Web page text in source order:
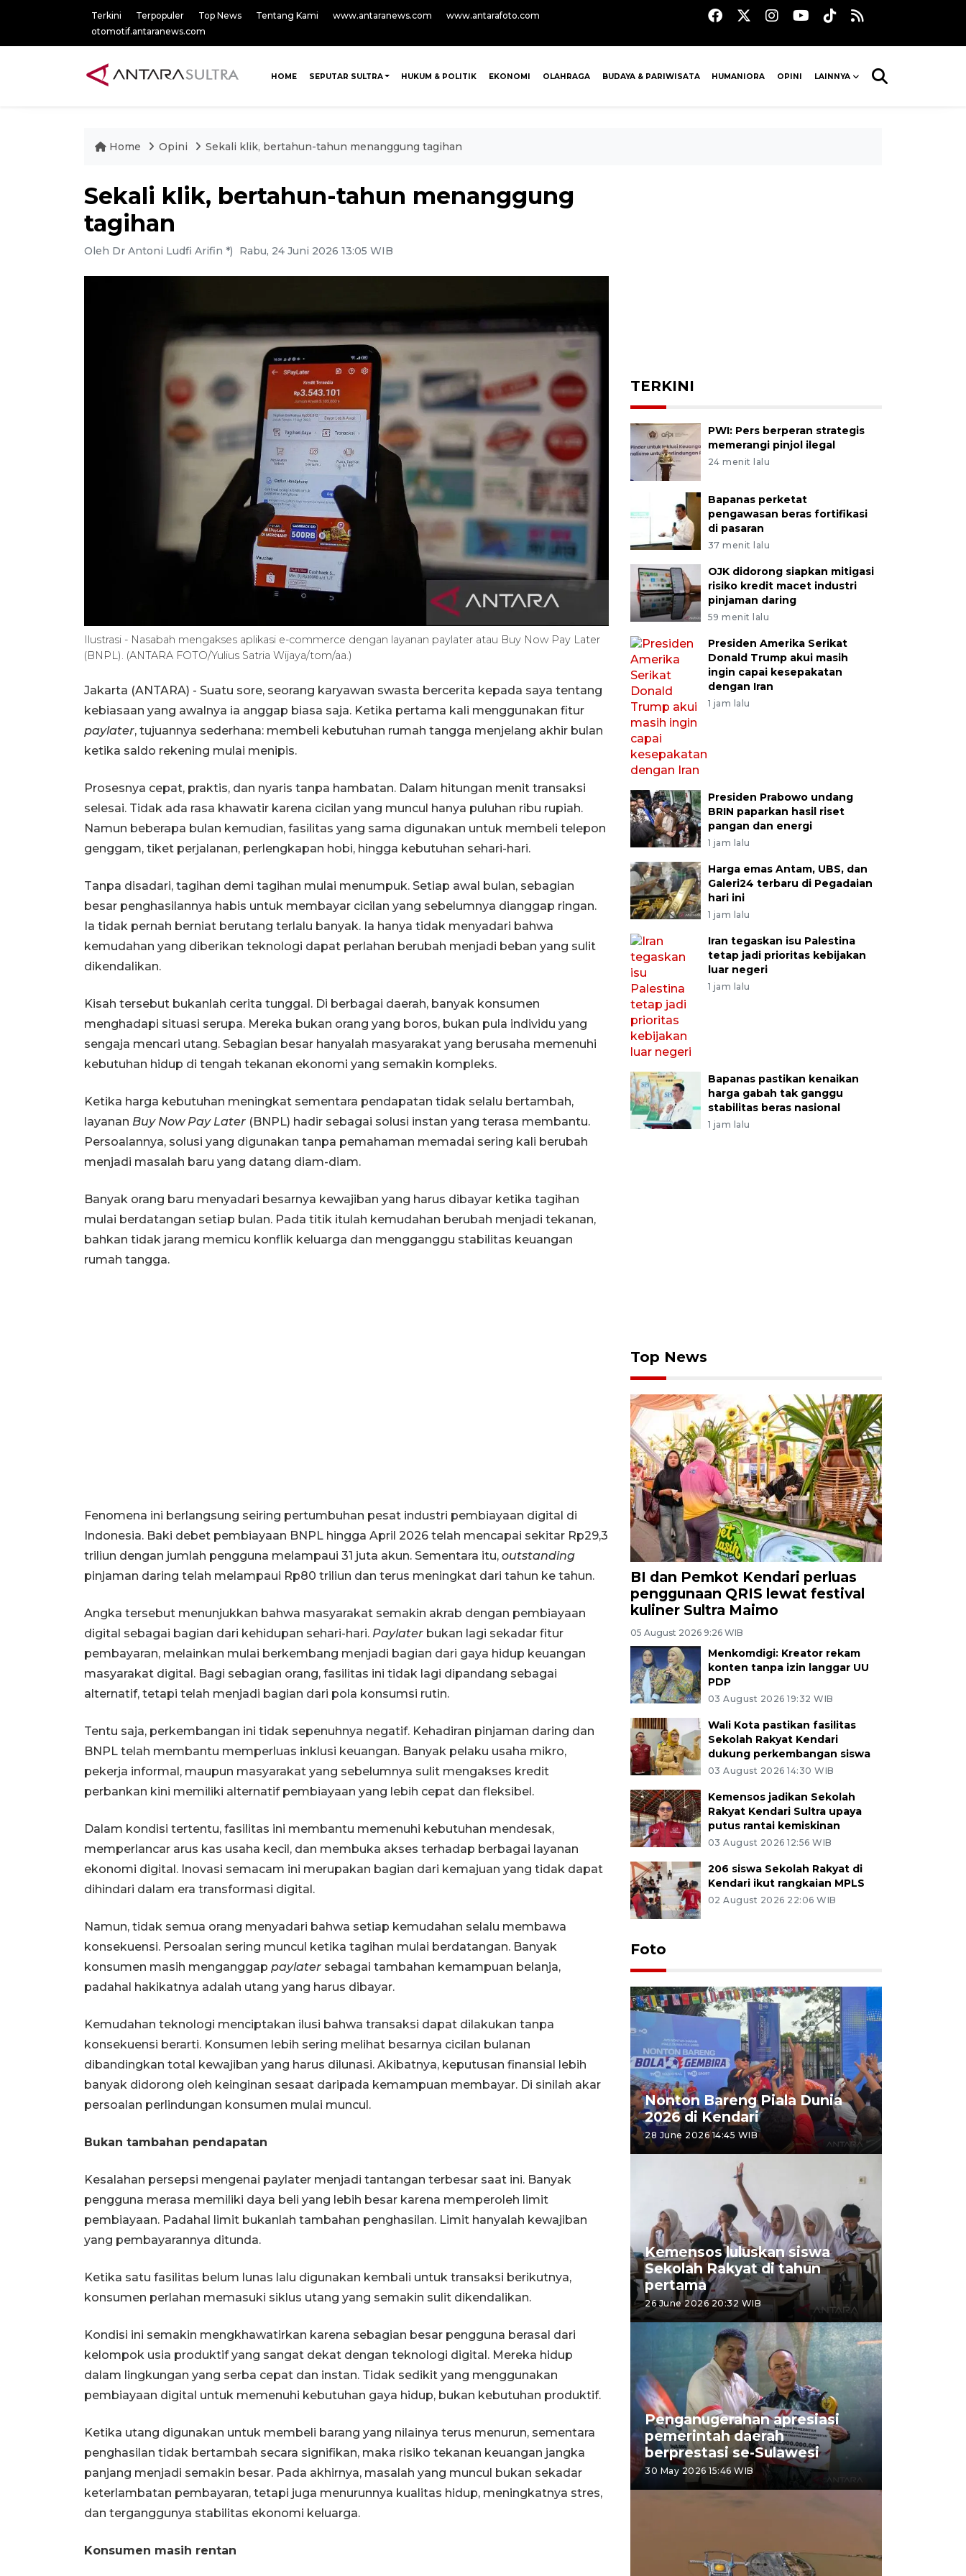
Terkini Terpopuler Top News Tentang Kami www.antaranews.com
www.antarafoto.com
otomotif.antaranews.com
HOME SEPUTAR SULTRA HUKUM & POLITIK EKONOMI OLAHRAGA BUDAYA & PARIWISATA HUMANIORA OPINI LAINNYA
Home Opini Sekali klik, bertahun-tahun menanggung tagihan
Sekali klik, bertahun-tahun menanggung
tagihan
Oleh Dr Antoni Ludfi Arifin *) Rabu, 24 Juni 2026 13:05 WIB
Ilustrasi - Nasabah mengakses aplikasi e-commerce dengan layanan paylater atau Buy Now Pay Later
(BNPL). (ANTARA FOTO/Yulius Satria Wijaya/tom/aa.)
Jakarta (ANTARA) - Suatu sore, seorang karyawan swasta bercerita kepada saya tentang
kebiasaan yang awalnya ia anggap biasa saja. Ketika pertama kali menggunakan fitur
paylater, tujuannya sederhana: membeli kebutuhan rumah tangga menjelang akhir bulan
ketika saldo rekening mulai menipis.
Prosesnya cepat, praktis, dan nyaris tanpa hambatan. Dalam hitungan menit transaksi
selesai. Tidak ada rasa khawatir karena cicilan yang muncul hanya puluhan ribu rupiah.
Namun beberapa bulan kemudian, fasilitas yang sama digunakan untuk membeli telepon
genggam, tiket perjalanan, perlengkapan hobi, hingga kebutuhan sehari-hari.
Tanpa disadari, tagihan demi tagihan mulai menumpuk. Setiap awal bulan, sebagian
besar penghasilannya habis untuk membayar cicilan yang sebelumnya dianggap ringan.
Ia tidak pernah berniat berutang terlalu banyak. Ia hanya tidak menyadari bahwa
kemudahan yang diberikan teknologi dapat perlahan berubah menjadi beban yang sulit
dikendalikan.
Kisah tersebut bukanlah cerita tunggal. Di berbagai daerah, banyak konsumen
menghadapi situasi serupa. Mereka bukan orang yang boros, bukan pula individu yang
sengaja mencari utang. Sebagian besar hanyalah masyarakat yang berusaha memenuhi
kebutuhan hidup di tengah tekanan ekonomi yang semakin kompleks.
Ketika harga kebutuhan meningkat sementara pendapatan tidak selalu bertambah,
layanan Buy Now Pay Later (BNPL) hadir sebagai solusi instan yang terasa membantu.
Persoalannya, solusi yang digunakan tanpa pemahaman memadai sering kali berubah
menjadi masalah baru yang datang diam-diam.
Banyak orang baru menyadari besarnya kewajiban yang harus dibayar ketika tagihan
mulai berdatangan setiap bulan. Pada titik itulah kemudahan berubah menjadi tekanan,
bahkan tidak jarang memicu konflik keluarga dan mengganggu stabilitas keuangan
rumah tangga.
Fenomena ini berlangsung seiring pertumbuhan pesat industri pembiayaan digital di
Indonesia. Baki debet pembiayaan BNPL hingga April 2026 telah mencapai sekitar Rp29,3
triliun dengan jumlah pengguna melampaui 31 juta akun. Sementara itu, outstanding
pinjaman daring telah melampaui Rp80 triliun dan terus meningkat dari tahun ke tahun.
Angka tersebut menunjukkan bahwa masyarakat semakin akrab dengan pembiayaan
digital sebagai bagian dari kehidupan sehari-hari. Paylater bukan lagi sekadar fitur
pembayaran, melainkan mulai berkembang menjadi bagian dari gaya hidup keuangan
masyarakat digital. Bagi sebagian orang, fasilitas ini tidak lagi dipandang sebagai
alternatif, tetapi telah menjadi bagian dari pola konsumsi rutin.
Tentu saja, perkembangan ini tidak sepenuhnya negatif. Kehadiran pinjaman daring dan
BNPL telah membantu memperluas inklusi keuangan. Banyak pelaku usaha mikro,
pekerja informal, maupun masyarakat yang sebelumnya sulit mengakses kredit
perbankan kini memiliki alternatif pembiayaan yang lebih cepat dan fleksibel.
Dalam kondisi tertentu, fasilitas ini membantu memenuhi kebutuhan mendesak,
memperlancar arus kas usaha kecil, dan membuka akses terhadap berbagai layanan
ekonomi digital. Inovasi semacam ini merupakan bagian dari kemajuan yang tidak dapat
dihindari dalam era transformasi digital.
Namun, tidak semua orang menyadari bahwa setiap kemudahan selalu membawa
konsekuensi. Persoalan sering muncul ketika tagihan mulai berdatangan. Banyak
konsumen masih menganggap paylater sebagai tambahan kemampuan belanja,
padahal hakikatnya adalah utang yang harus dibayar.
Kemudahan teknologi menciptakan ilusi bahwa transaksi dapat dilakukan tanpa
konsekuensi berarti. Konsumen lebih sering melihat besarnya cicilan bulanan
dibandingkan total kewajiban yang harus dilunasi. Akibatnya, keputusan finansial lebih
banyak didorong oleh keinginan sesaat daripada kemampuan membayar. Di sinilah akar
persoalan perlindungan konsumen mulai muncul.
Bukan tambahan pendapatan
Kesalahan persepsi mengenai paylater menjadi tantangan terbesar saat ini. Banyak
pengguna merasa memiliki daya beli yang lebih besar karena memperoleh limit
pembiayaan. Padahal limit bukanlah tambahan penghasilan. Limit hanyalah kewajiban
yang pembayarannya ditunda.
Ketika satu fasilitas belum lunas lalu digunakan kembali untuk transaksi berikutnya,
konsumen perlahan memasuki siklus utang yang semakin sulit dikendalikan.
Kondisi ini semakin mengkhawatirkan karena sebagian besar pengguna berasal dari
kelompok usia produktif yang sangat dekat dengan teknologi digital. Mereka hidup
dalam lingkungan yang serba cepat dan instan. Tidak sedikit yang menggunakan
pembiayaan digital untuk memenuhi kebutuhan gaya hidup, bukan kebutuhan produktif.
Ketika utang digunakan untuk membeli barang yang nilainya terus menurun, sementara
penghasilan tidak bertambah secara signifikan, maka risiko tekanan keuangan jangka
panjang menjadi semakin besar. Pada akhirnya, masalah yang muncul bukan sekadar
keterlambatan pembayaran, tetapi juga menurunnya kualitas hidup, meningkatnya stres,
dan terganggunya stabilitas ekonomi keluarga.
Konsumen masih rentan
TERKINI
PWI: Pers berperan strategis
memerangi pinjol ilegal
24 menit lalu
Bapanas perketat
pengawasan beras fortifikasi
di pasaran
37 menit lalu
OJK didorong siapkan mitigasi
risiko kredit macet industri
pinjaman daring
59 menit lalu
Presiden Amerika Serikat
Donald Trump akui masih
ingin capai kesepakatan
dengan Iran
1 jam lalu
Presiden Prabowo undang
BRIN paparkan hasil riset
pangan dan energi
1 jam lalu
Harga emas Antam, UBS, dan
Galeri24 terbaru di Pegadaian
hari ini
1 jam lalu
Iran tegaskan isu Palestina
tetap jadi prioritas kebijakan
luar negeri
1 jam lalu
Bapanas pastikan kenaikan
harga gabah tak ganggu
stabilitas beras nasional
1 jam lalu
Top News
BI dan Pemkot Kendari perluas
penggunaan QRIS lewat festival
kuliner Sultra Maimo
05 August 2026 9:26 WIB
Menkomdigi: Kreator rekam
konten tanpa izin langgar UU
PDP
03 August 2026 19:32 WIB
Wali Kota pastikan fasilitas
Sekolah Rakyat Kendari
dukung perkembangan siswa
03 August 2026 14:30 WIB
Kemensos jadikan Sekolah
Rakyat Kendari Sultra upaya
putus rantai kemiskinan
03 August 2026 12:56 WIB
206 siswa Sekolah Rakyat di
Kendari ikut rangkaian MPLS
02 August 2026 22:06 WIB
Foto
Nonton Bareng Piala Dunia
2026 di Kendari
28 June 2026 14:45 WIB
Kemensos luluskan siswa
Sekolah Rakyat di tahun
pertama
26 June 2026 20:32 WIB
Penganugerahan apresiasi
pemerintah daerah
berprestasi se-Sulawesi
30 May 2026 15:46 WIB